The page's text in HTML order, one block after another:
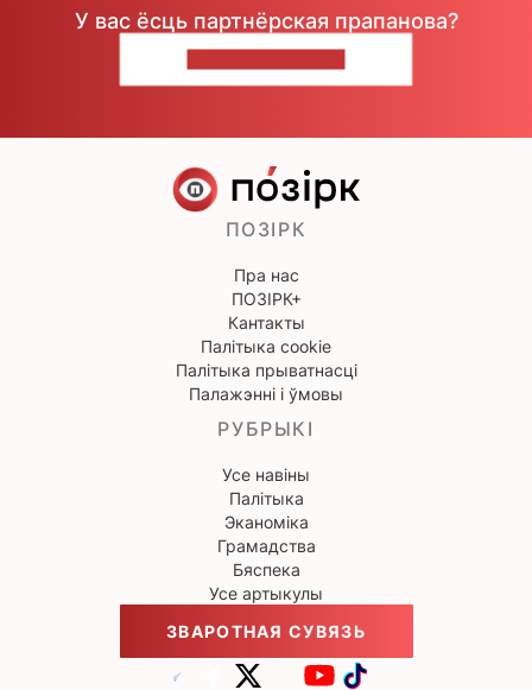
У вас ёсць партнёрская прапанова?
ПОЗІРК
Пра нас
ПОЗІРК+
Кантакты
Палітыка cookie
Палітыка прыватнасці
Палажэнні і ўмовы
РУБРЫКІ
Усе навіны
Палітыка
Эканоміка
Грамадства
Бяспека
Усе артыкулы
ЗВАРОТНАЯ СУВЯЗЬ